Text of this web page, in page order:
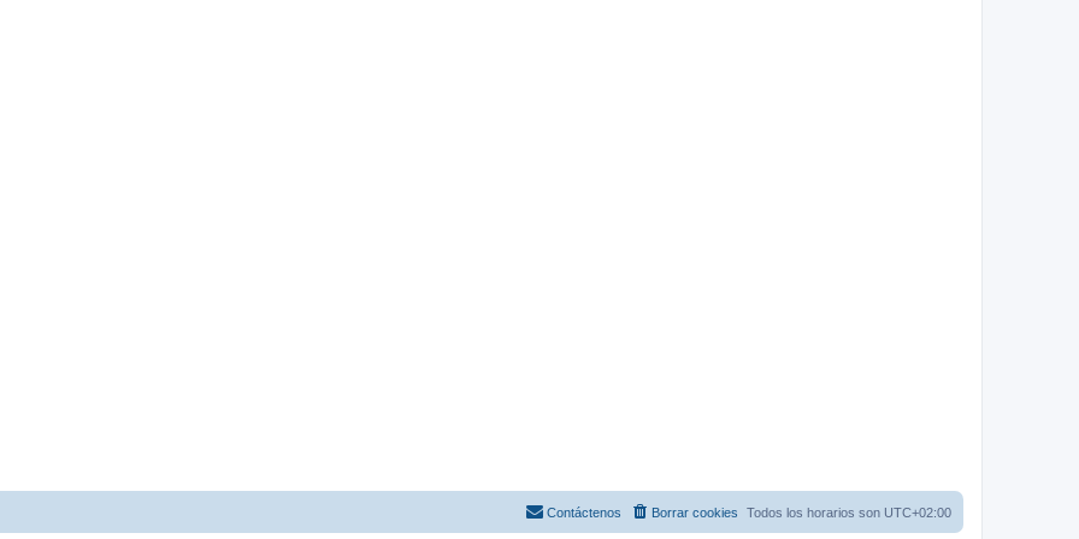
Todos los horarios son UTC+02:00
Borrar cookies
Contáctenos